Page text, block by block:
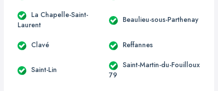
La Chapelle-Saint-
Laurent
Beaulieu-sous-Parthenay
Clavé Reffannes
Saint-Lin
Saint-Martin-du-Fouilloux
79